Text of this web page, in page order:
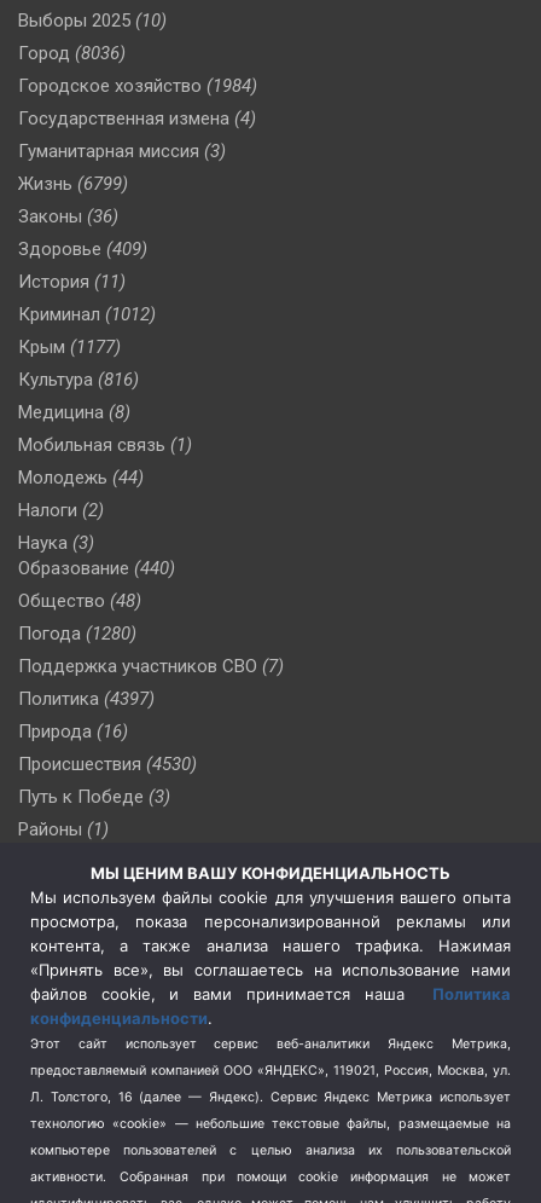
Выборы 2025 (10)
Город (8036)
Городское хозяйство (1984)
Государственная измена (4)
Гуманитарная миссия (3)
Жизнь (6799)
Законы (36)
Здоровье (409)
История (11)
Криминал (1012)
Крым (1177)
Культура (816)
Медицина (8)
Мобильная связь (1)
Молодежь (44)
Налоги (2)
Наука (3)
Образование (440)
Общество (48)
Погода (1280)
Поддержка участников СВО (7)
Политика (4397)
Природа (16)
Происшествия (4530)
Путь к Победе (3)
Районы (1)
Сельское хозяйство (3)
Социальная политика
(3)
Спецоперация в Украине
Спецоперация на Украине
(404)
Спорт (740)
Терроризм (1)
Транспорт (262)
Туризм (178)
Флот (76)
МЫ ЦЕНИМ ВАШУ КОНФИДЕНЦИАЛЬНОСТЬ
Мы используем файлы cookie для улучшения вашего опыта
просмотра, показа персонализированной рекламы или
контента, а также анализа нашего трафика. Нажимая
«Принять все», вы соглашаетесь на использование нами
файлов cookie, и вами принимается наша Политика
конфиденциальности.
Этот сайт использует сервис веб-аналитики Яндекс Метрика,
предоставляемый компанией ООО «ЯНДЕКС», 119021, Россия, Москва, ул.
Л. Толстого, 16 (далее — Яндекс). Сервис Яндекс Метрика использует
технологию «cookie» — небольшие текстовые файлы, размещаемые на
компьютере пользователей с целью анализа их пользовательской
активности.
Собранная при помощи cookie информация не может